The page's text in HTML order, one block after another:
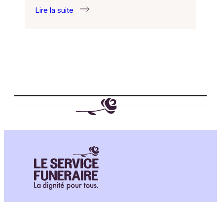
Lire la suite
merci